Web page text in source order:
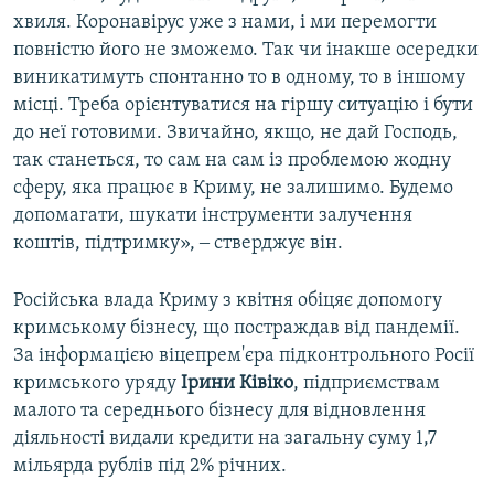
хвиля. Коронавірус уже з нами, і ми перемогти
повністю його не зможемо. Так чи інакше осередки
виникатимуть спонтанно то в одному, то в іншому
місці. Треба орієнтуватися на гіршу ситуацію і бути
до неї готовими. Звичайно, якщо, не дай Господь,
так станеться, то сам на сам із проблемою жодну
сферу, яка працює в Криму, не залишимо. Будемо
допомагати, шукати інструменти залучення
коштів, підтримку», ‒ стверджує він.
Російська влада Криму з квітня обіцяє допомогу
кримському бізнесу, що постраждав від пандемії.
За інформацією віцепрем'єра підконтрольного Росії
кримського уряду Ірини Ківіко, підприємствам
малого та середнього бізнесу для відновлення
діяльності видали кредити на загальну суму 1,7
мільярда рублів під 2% річних.